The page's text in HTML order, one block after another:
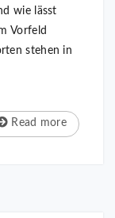
wie lässt
Vorfeld
stehen in
Read more